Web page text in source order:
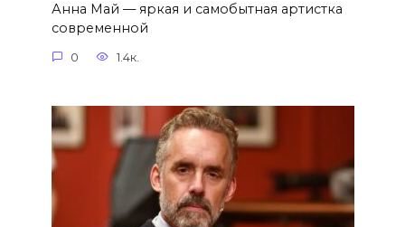
Анна Май — яркая и самобытная артистка
современной
0 1.4к.